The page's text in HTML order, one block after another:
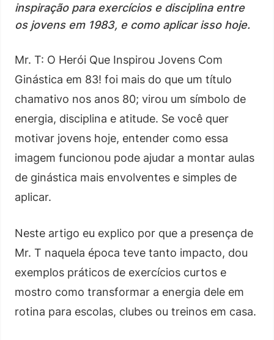
inspiração para exercícios e disciplina entre
os jovens em 1983, e como aplicar isso hoje.
Mr. T: O Herói Que Inspirou Jovens Com
Ginástica em 83! foi mais do que um título
chamativo nos anos 80; virou um símbolo de
energia, disciplina e atitude. Se você quer
motivar jovens hoje, entender como essa
imagem funcionou pode ajudar a montar aulas
de ginástica mais envolventes e simples de
aplicar.
Neste artigo eu explico por que a presença de
Mr. T naquela época teve tanto impacto, dou
exemplos práticos de exercícios curtos e
mostro como transformar a energia dele em
rotina para escolas, clubes ou treinos em casa.